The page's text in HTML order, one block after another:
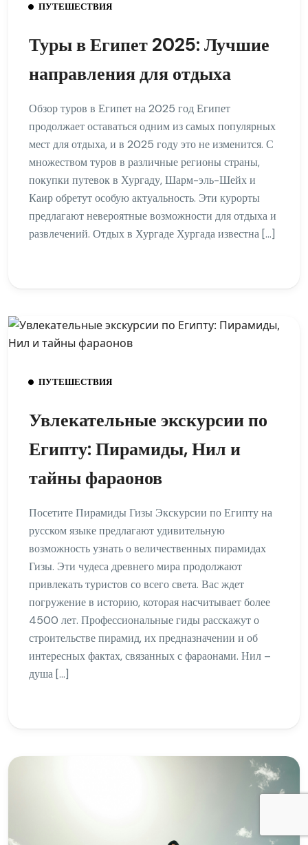
ПУТЕШЕСТВИЯ
Туры в Египет 2025: Лучшие
направления для отдыха
Обзор туров в Египет на 2025 год Египет
продолжает оставаться одним из самых популярных
мест для отдыха, и в 2025 году это не изменится. С
множеством туров в различные регионы страны,
покупки путевок в Хургаду, Шарм-эль-Шейх и
Каир обретут особую актуальность. Эти курорты
предлагают невероятные возможности для отдыха и
развлечений. Отдых в Хургаде Хургада известна […]
ПУТЕШЕСТВИЯ
Увлекательные экскурсии по
Египту: Пирамиды, Нил и
тайны фараонов
Посетите Пирамиды Гизы Экскурсии по Египту на
русском языке предлагают удивительную
возможность узнать о величественных пирамидах
Гизы. Эти чудеса древнего мира продолжают
привлекать туристов со всего света. Вас ждет
погружение в историю, которая насчитывает более
4500 лет. Профессиональные гиды расскажут о
строительстве пирамид, их предназначении и об
интересных фактах, связанных с фараонами. Нил –
душа […]